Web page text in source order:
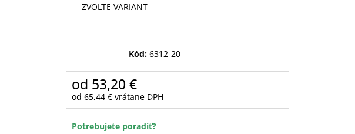
ZVOĽTE VARIANT
Kód: 6312-20
od 53,20 €
od 65,44 € vrátane DPH
Jednotková
Potrebujete poradiť?